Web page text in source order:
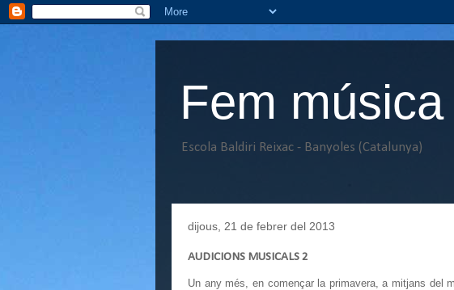
Fem
Escola Baldiri Reixac - Banyoles (Catalunya)
dijous, 21 de febrer del 2013
AUDICIONS MUSICALS 2
Un any més, en començar la primavera, a mitjans del